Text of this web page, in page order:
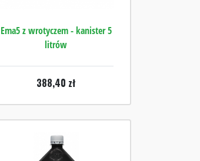
Ema5 z wrotyczem - kanister 5
litrów
388,40 zł